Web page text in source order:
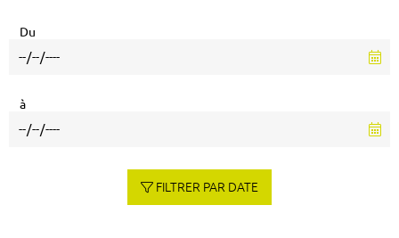
Du
à
FILTRER PAR DATE